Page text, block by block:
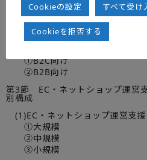
(2)ECモール活用事業者
①B2C向け
②B2B向け
①B2C向け
②B2B向け
第3節 EC・ネットショップ運営
別構成
(1)EC・ネットショップ運営支
①大規模
②中規模
③小規模
Cookieの設定 すべて受け
Cookieを拒否する